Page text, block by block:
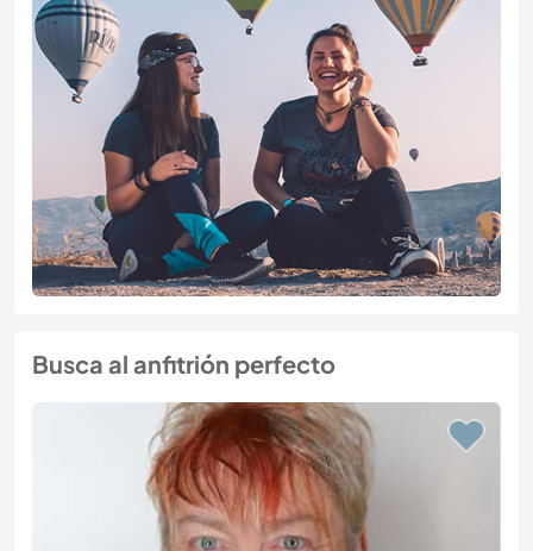
Busca al anfitrión perfecto